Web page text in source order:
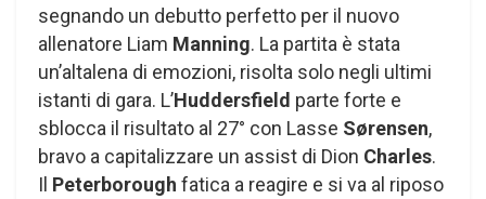
segnando un debutto perfetto per il nuovo
allenatore Liam Manning. La partita è stata
un’altalena di emozioni, risolta solo negli ultimi
istanti di gara. L’Huddersfield parte forte e
sblocca il risultato al 27° con Lasse Sørensen,
bravo a capitalizzare un assist di Dion Charles.
Il Peterborough fatica a reagire e si va al riposo